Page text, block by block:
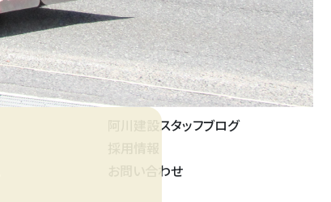
阿川建設スタッフブログ
お問い合わせ